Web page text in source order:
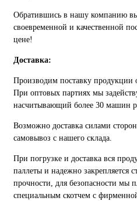
Обратившись в нашу компанию
своевременной и качественной
цене!
Доставка:
Производим поставку продукции
При оптовых партиях мы
насчитывающий более 30 машин
Возможно доставка силами
самовывоз с нашего склада.
При погрузке и доставка вся
паллеты и надежно закрепляется
прочности, для безопасности мы
специальным скотчем с